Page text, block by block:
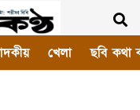
খেলা ছবি কথা